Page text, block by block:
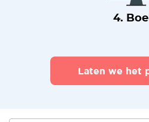
4.
Laten we het